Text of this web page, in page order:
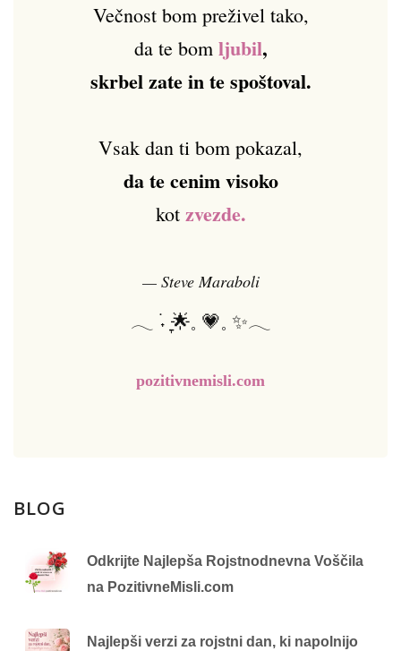
Večnost bom preživel tako,
da te bom ljubil,
skrbel zate in te spoštoval.
Vsak dan ti bom pokazal,
da te cenim visoko
kot zvezde.
— Steve Maraboli
𓂃 ࣪˖ ִֶָ🌟𓈒 💗𓈒 ✨𓂃
pozitivnemisli.com
BLOG
Odkrijte Najlepša Rojstnodnevna Voščila
na PozitivneMisli.com
Najlepši verzi za rojstni dan, ki napolnijo